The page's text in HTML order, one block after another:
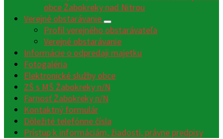
obce Žabokreky nad Nitrou
Verejné obstarávanie
Profil verejného obstarávateľa
Verejné obstarávanie
Informácie o odpredaji majetku
Fotogaléria
Elektronické služby obce
ZŠ s MŠ Žabokreky n/N
Farnosť Žabokreky n/N
Kontaktný formulár
Dôležité telefónne čísla
Prístup k informáciám, žiadosti, právne predpisy